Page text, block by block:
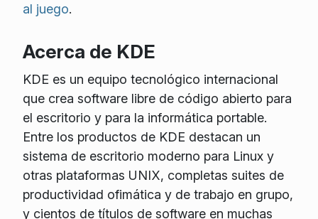
al juego.
Acerca de KDE
KDE es un equipo tecnológico internacional
que crea software libre de código abierto para
el escritorio y para la informática portable.
Entre los productos de KDE destacan un
sistema de escritorio moderno para Linux y
otras plataformas UNIX, completas suites de
productividad ofimática y de trabajo en grupo,
y cientos de títulos de software en muchas